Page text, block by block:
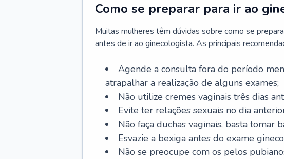
Como se preparar para ir ao
Muitas mulheres têm dúvidas sobre como se
antes de ir ao ginecologista. As principais
Agende a consulta fora do período
atrapalhar a realização de alguns exames;
Não utilize cremes vaginais três dias
Evite ter relações sexuais no dia
Não faça duchas vaginais, basta tomar
Esvazie a bexiga antes do exame
Não se preocupe com os pelos